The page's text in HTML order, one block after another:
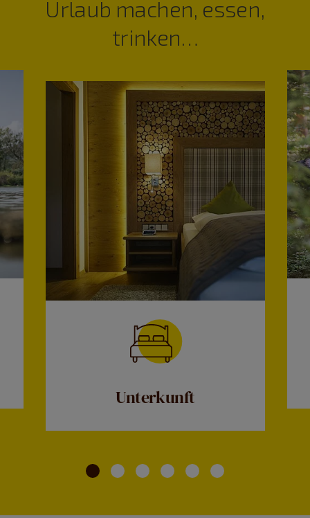
Urlaub machen, essen,
trinken…
Unterkunft